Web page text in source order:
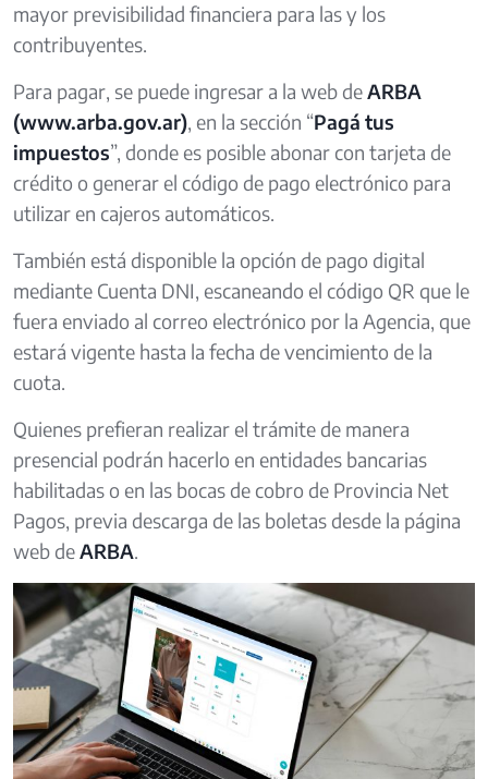
mayor previsibilidad financiera para las y los
contribuyentes.
Para pagar, se puede ingresar a la web deARBA
(www.arba.gov.ar), en la sección “Pagá tus
impuestos”, donde es posible abonar con tarjeta de
crédito o generar el código de pago electrónico para
utilizar en cajeros automáticos.
También está disponible la opción de pago digital
mediante Cuenta DNI, escaneando el código QR que le
fuera enviado al correo electrónico por la Agencia, que
estará vigente hasta la fecha de vencimiento de la
cuota.
Quienes prefieran realizar el trámite de manera
presencial podrán hacerlo en entidades bancarias
habilitadas o en las bocas de cobro de Provincia Net
Pagos, previa descarga de las boletas desde la página
web deARBA.
Image